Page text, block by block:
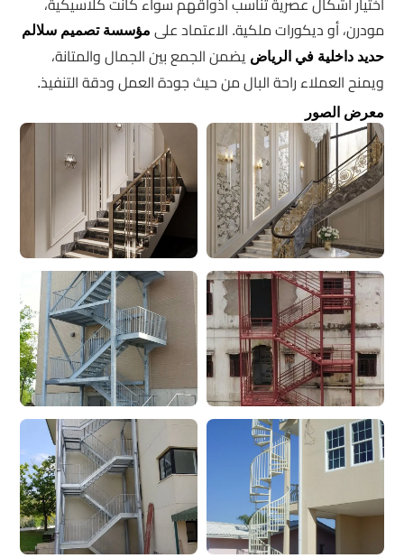
مودرن، أو ديكورات ملكية. الاعتماد على مؤسسة تصميم سلالم
حديد داخلية في الرياض يضمن الجمع بين الجمال والمتانة،
ويمنح العملاء راحة البال من حيث جودة العمل ودقة التنفيذ.
معرض الصور